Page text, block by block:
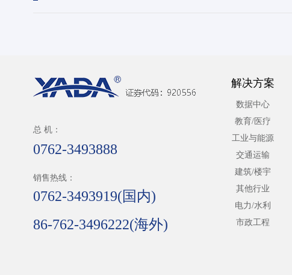
总 机：
0762-3493888
销售热线：
0762-3493919(国内)
86-762-3496222(海外)
解决方案
数据中心
教育/医疗
工业与能源
交通运输
建筑/楼宇
其他行业
电力/水利
市政工程